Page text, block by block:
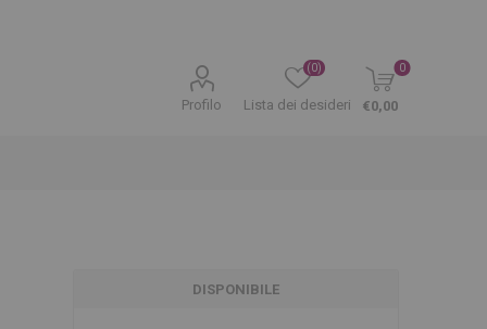
Profilo Lista dei desideri
(0) 0
€0,00
DISPONIBILE